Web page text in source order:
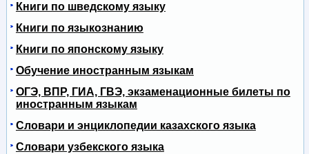
Книги по шведскому языку
Книги по языкознанию
Книги по японскому языку
Обучение иностранным языкам
ОГЭ, ВПР, ГИА, ГВЭ, экзаменационные билеты по
иностранным языкам
Словари и энциклопедии казахского языка
Словари узбекского языка